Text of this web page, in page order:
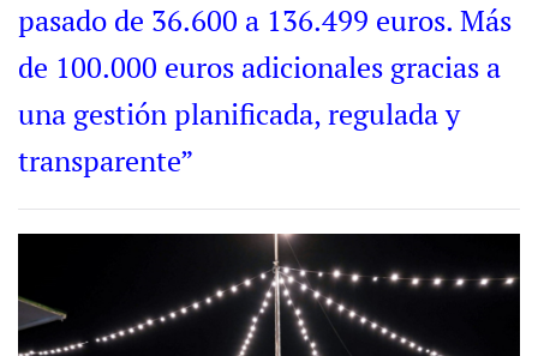
pasado de 36.600 a 136.499 euros. Más
de 100.000 euros adicionales gracias a
una gestión planificada, regulada y
transparente”